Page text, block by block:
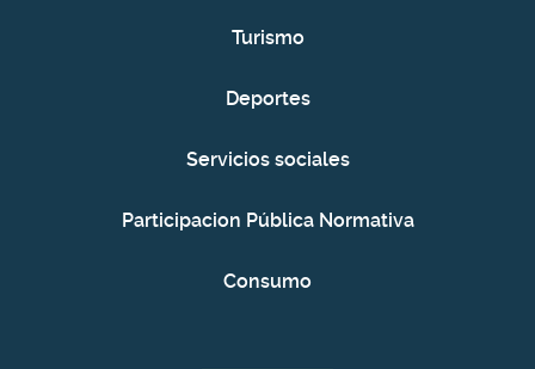
Turismo
Deportes
Servicios sociales
Participacion Pública Normativa
Consumo